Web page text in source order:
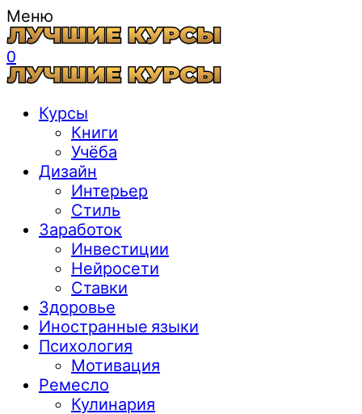
Меню
0
Курсы
Книги
Учёба
Дизайн
Интерьер
Стиль
Заработок
Инвестиции
Нейросети
Ставки
Здоровье
Иностранные языки
Психология
Мотивация
Ремесло
Кулинария